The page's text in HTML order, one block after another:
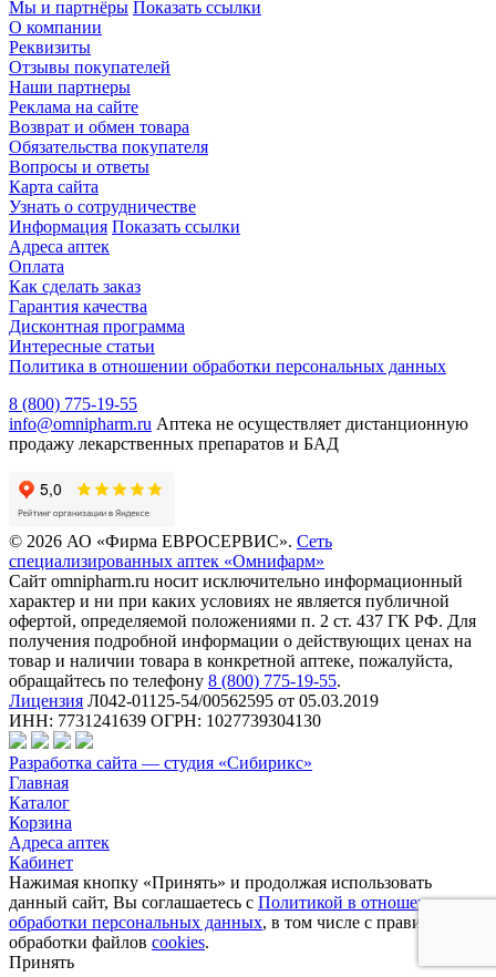
Мы и партнёры Показать ссылки
О компании
Реквизиты
Отзывы покупателей
Наши партнеры
Реклама на сайте
Возврат и обмен товара
Обязательства покупателя
Вопросы и ответы
Карта сайта
Узнать о сотрудничестве
Информация Показать ссылки
Адреса аптек
Оплата
Как сделать заказ
Гарантия качества
Дисконтная программа
Интересные статьи
Политика в отношении обработки персональных данных
8 (800) 775-19-55
info@omnipharm.ru Аптека не осуществляет дистанционную
продажу лекарственных препаратов и БАД
© 2026 АО «Фирма ЕВРОСЕРВИС». Сеть
специализированных аптек «Омнифарм»
Сайт omnipharm.ru носит исключительно информационный
характер и ни при каких условиях не является публичной
офертой, определяемой положениями п. 2 ст. 437 ГК РФ. Для
получения подробной информации о действующих ценах на
товар и наличии товара в конкретной аптеке, пожалуйста,
обращайтесь по телефону 8 (800) 775-19-55.
Лицензия Л042-01125-54/00562595 от 05.03.2019
ИНН: 7731241639 ОГРН: 1027739304130
Разработка сайта — студия «Сибирикс»
Главная
Каталог
Корзина
Адреса аптек
Кабинет
Нажимая кнопку «Принять» и продолжая использовать
данный сайт, Вы соглашаетесь с Политикой в отношении
обработки персональных данных, в том числе с правилами
обработки файлов cookies.
Принять